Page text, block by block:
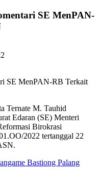
SE MenPAN-
Ternate M. Tauhid
Edaran (SE) Menteri
Birokrasi
2022 tertanggal 22
Bastiong Palang